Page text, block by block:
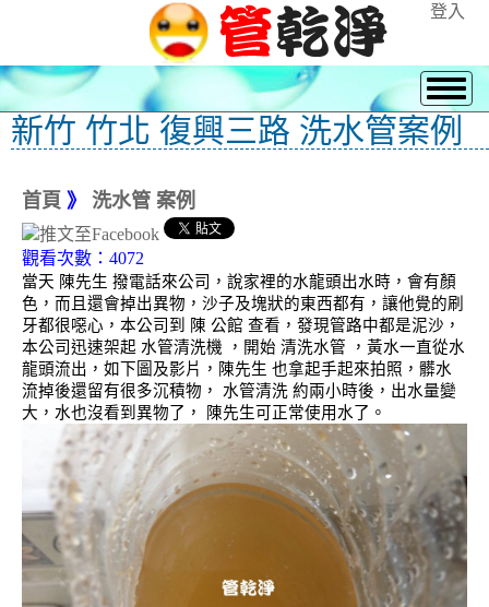
登入
新竹 竹北 復興三路 洗水管案例
首頁 》 洗水管 案例
觀看次數：4072
當天 陳先生 撥電話來公司，說家裡的水龍頭出水時，會有顏
色，而且還會掉出異物，沙子及塊狀的東西都有，讓他覺的刷
牙都很噁心，本公司到 陳 公館 查看，發現管路中都是泥沙，
本公司迅速架起 水管清洗機 ，開始 清洗水管 ，黃水一直從水
龍頭流出，如下圖及影片，陳先生 也拿起手起來拍照，髒水
流掉後還留有很多沉積物， 水管清洗 約兩小時後，出水量變
大，水也沒看到異物了， 陳先生可正常使用水了。